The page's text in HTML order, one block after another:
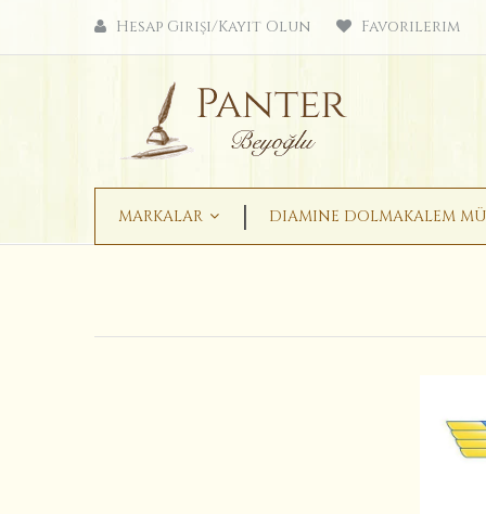
Hesap Girişi/Kayıt Olun Favorilerim
MARKALAR DIAMINE DOLMAKALEM